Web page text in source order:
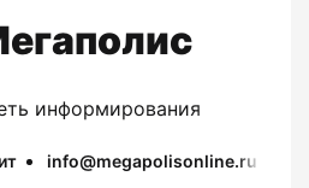
информирования
info@megapolisonline.ru